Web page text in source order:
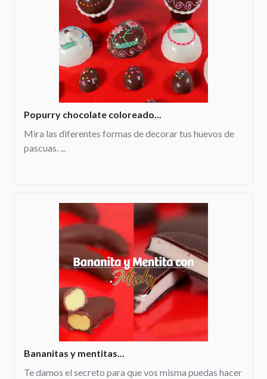
Popurry chocolate coloreado...
Mira las diferentes formas de decorar tus huevos de
pascuas. ...
Bananitas y mentitas...
Te damos el secreto para que vos misma puedas hacer